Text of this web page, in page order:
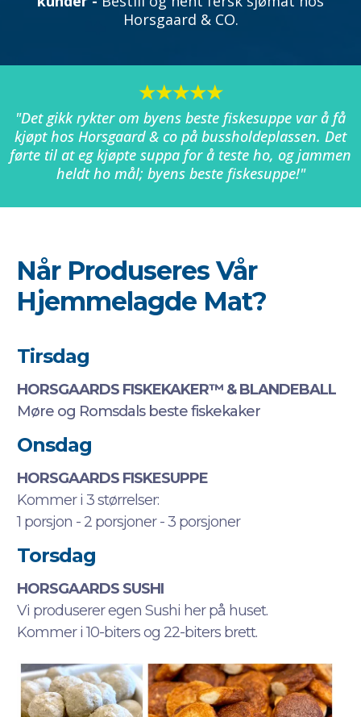
Horsgaard & CO.
★★★★★
"Det gikk rykter om byens beste fiskesuppe var å få
kjøpt hos Horsgaard & co på bussholdeplassen. Det
førte til at eg kjøpte suppa for å teste ho, og jammen
heldt ho mål; byens beste fiskesuppe!"
Når Produseres Vår
Hjemmelagde Mat?
Tirsdag
HORSGAARDS FISKEKAKER™ & BLANDEBALL
Møre og Romsdals beste fiskekaker
Onsdag
HORSGAARDS FISKESUPPE
Kommer i 3 størrelser:
1 porsjon - 2 porsjoner - 3 porsjoner
Torsdag
HORSGAARDS SUSHI
Vi produserer egen Sushi her på huset.
Kommer i 10-biters og 22-biters brett.